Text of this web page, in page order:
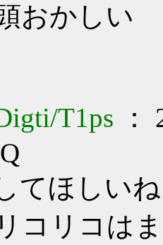
おかしい
T1ps ：
てほしい
コリコは